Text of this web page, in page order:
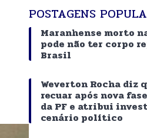
POSTAGENS
Maranhense morto
pode não ter corpo
Brasil
Weverton Rocha diz
recuar após nova
da PF e atribui
cenário político